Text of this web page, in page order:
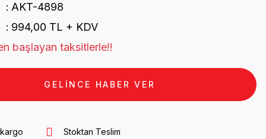
AKT-4898
994,00 TL + KDV
başlayan taksitlerle!!
GELİNCE HABER VER
Stoktan Teslim